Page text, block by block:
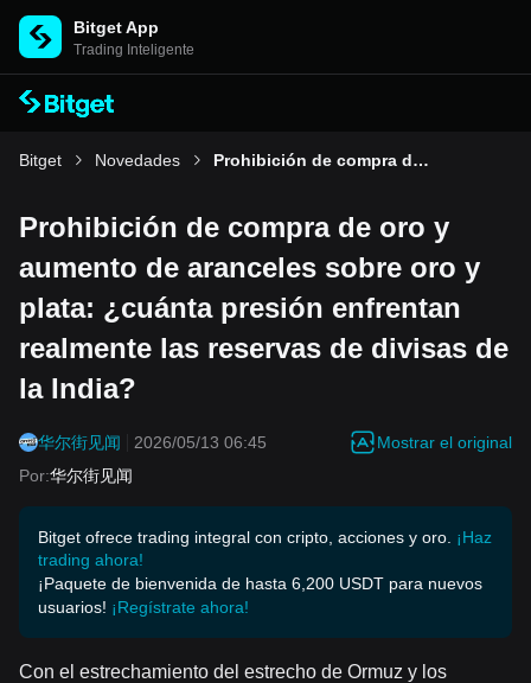
Bitget App
Trading Inteligente
Bitget Novedades Prohibición de compra de oro y aumento de aranceles sobre oro y plata: ¿cuánta presión enfrentan realmente las reservas de divisas de la India?
Prohibición de compra de oro y
aumento de aranceles sobre oro y
plata: ¿cuánta presión enfrentan
realmente las reservas de divisas de
la India?
华尔街见闻 2026/05/13 06:45
Mostrar el original
Por:华尔街见闻
Bitget ofrece trading integral con cripto, acciones y oro. ¡Haz
trading ahora!
¡Paquete de bienvenida de hasta 6,200 USDT para nuevos
usuarios! ¡Regístrate ahora!
Con el estrechamiento del estrecho de Ormuz y los